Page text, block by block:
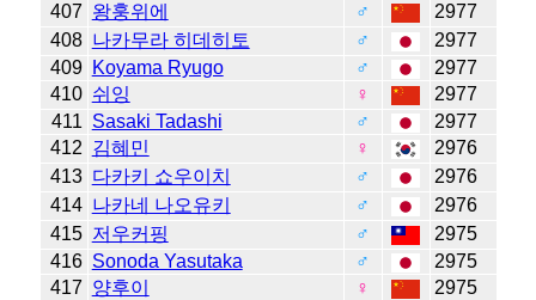
407 왕훙위에 ♂
2977
408 나카무라 히데히토 ♂
2977
409 Koyama Ryugo ♂
2977
410 쉬잉 ♀
2977
411 Sasaki Tadashi ♂
2977
412 김혜민 ♀
2976
413 다카키 쇼우이치 ♂
2976
414 나카네 나오유키 ♂
2976
415 저우커핑 ♂
2975
416 Sonoda Yasutaka ♂
2975
417 양후이 ♀
2975